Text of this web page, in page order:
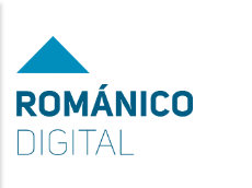
contenido
principal